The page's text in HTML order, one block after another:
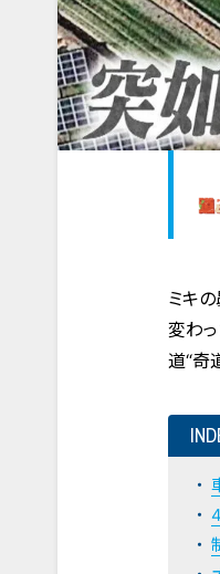
ミキ
変わ
道“奇